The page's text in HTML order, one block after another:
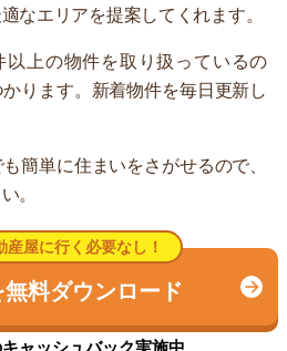
なエリアを提案してくれます。
以上の物件を取り扱っているの
ります。新着物件を毎日更新し
簡単に住まいをさがせるので、
。
産屋に行く必要なし！
料ダウンロード
ャッシュバック実施中